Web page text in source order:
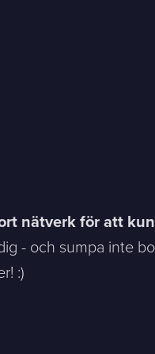
nätverk för att
- och sumpa inte
:)